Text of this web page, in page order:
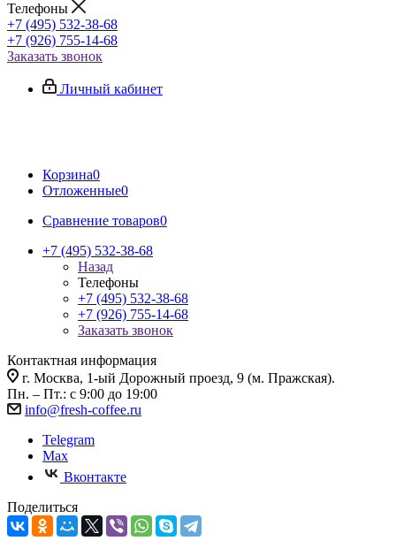
Телефоны
+7 (495) 532-38-68
+7 (926) 755-14-68
Заказать звонок
Личный кабинет
Корзина0
Отложенные0
Сравнение товаров0
+7 (495) 532-38-68
Назад
Телефоны
+7 (495) 532-38-68
+7 (926) 755-14-68
Заказать звонок
Контактная информация
г. Москва, 1-ый Дорожный проезд, 9 (м. Пражская).
Пн. – Пт.: с 9:00 до 19:00
info@fresh-coffee.ru
Telegram
Max
Вконтакте
Поделиться